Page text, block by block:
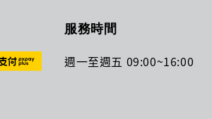
服務時間
週一至週五 09:00~16:00